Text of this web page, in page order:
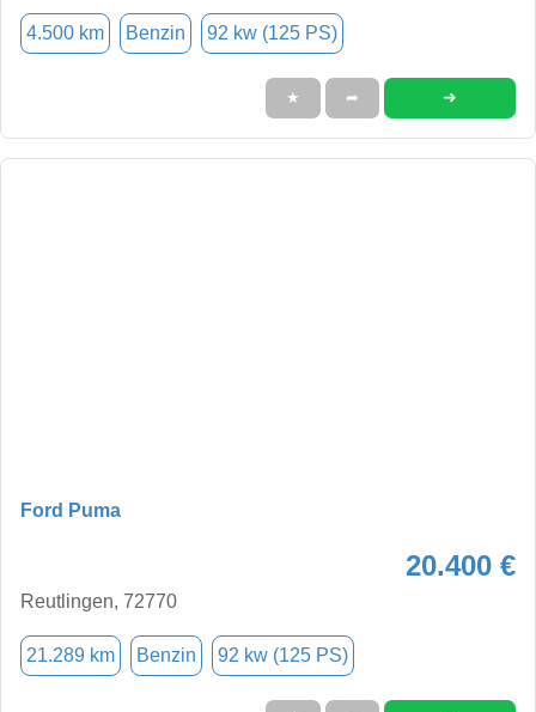
4.500 km Benzin 92 kw (125 PS)
★ ➦ ➜
Ford Puma
20.400 €
Reutlingen, 72770
21.289 km Benzin 92 kw (125 PS)